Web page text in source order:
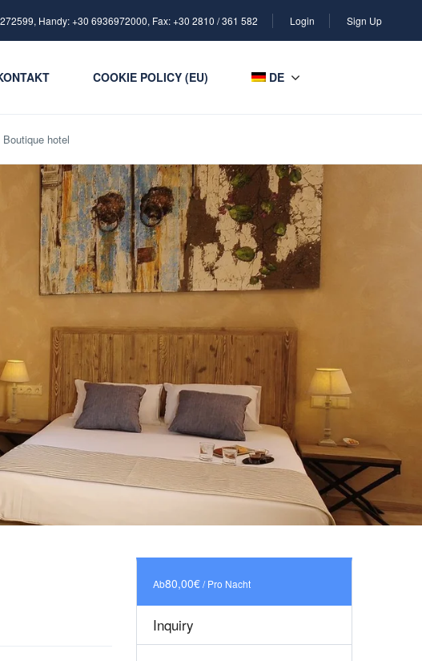
Handy: +30 6936972000, Fax: +30 2810 / 361 582 Login Sign Up
COOKIE POLICY (EU) DE
hotel
Ab80,00€/ Pro Nacht
Inquiry